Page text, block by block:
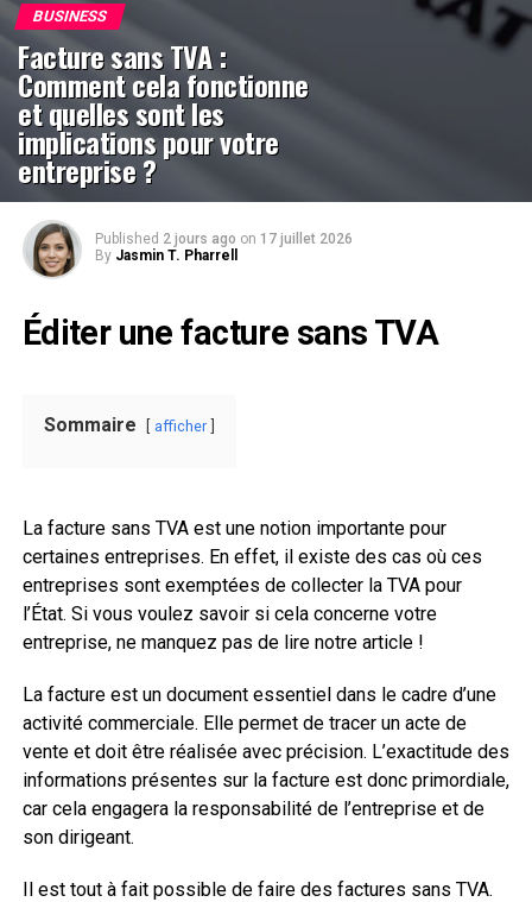
BUSINESS
Facture sans TVA :
Comment cela fonctionne
et quelles sont les
implications pour votre
entreprise ?
Published 2 jours ago on 17 juillet 2026
By Jasmin T. Pharrell
Éditer une facture sans TVA
Sommaire afficher
La facture sans TVA est une notion importante pour
certaines entreprises. En effet, il existe des cas où ces
entreprises sont exemptées de collecter la TVA pour
l’État. Si vous voulez savoir si cela concerne votre
entreprise, ne manquez pas de lire notre article !
La facture est un document essentiel dans le cadre d’une
activité commerciale. Elle permet de tracer un acte de
vente et doit être réalisée avec précision. L’exactitude des
informations présentes sur la facture est donc primordiale,
car cela engagera la responsabilité de l’entreprise et de
son dirigeant.
Il est tout à fait possible de faire des factures sans TVA.